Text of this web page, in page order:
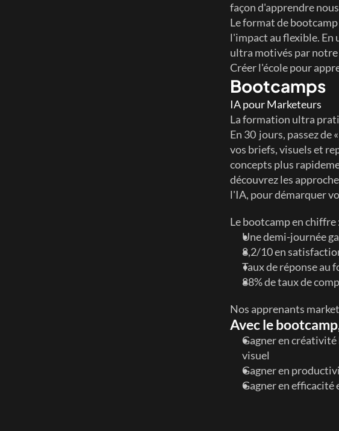
façon d'apprendre
Le format de
l'impact au flexible.
ultra motivés par
Créer l'école pour
Bootcamps
IA pour Marketeurs
La formation ultra
En 30  jours, passez
vos briefs, visuels et
concepts plus
découvrez les
l'IA, pour démarquer
Le bootcamp en chiffre
Une demi-journée
8,2/10 en
Taux de réponse au
88% de taux de
Nos apprenants
Avec le
Gagner en
visuel
Gagner en
Gagner en efficacité